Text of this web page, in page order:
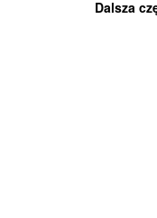
Dalsza